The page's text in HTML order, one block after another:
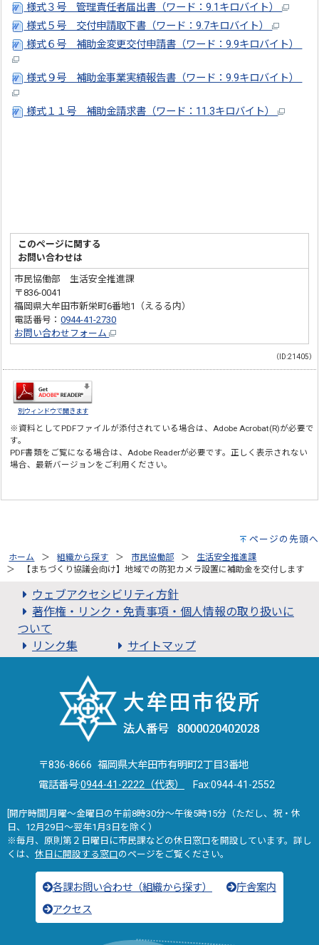
様式３号 管理責任者届出書（ワード：9.1キロバイト）
様式５号 交付申請取下書（ワード：9.7キロバイト）
様式６号 補助金変更交付申請書（ワード：9.9キロバイト）
様式９号 補助金事業実績報告書（ワード：9.9キロバイト）
様式１１号 補助金請求書（ワード：11.3キロバイト）
このページに関する
お問い合わせは
市民協働部 生活安全推進課
〒836-0041
福岡県大牟田市新栄町6番地1（えるる内）
電話番号：0944-41-2730
お問い合わせフォーム
（ID:21405）
別ウィンドウで開きます
※資料としてPDFファイルが添付されている場合は、Adobe Acrobat(R)が必要で
す。
PDF書類をご覧になる場合は、Adobe Readerが必要です。正しく表示されない
場合、最新バージョンをご利用ください。
ページの先頭へ
ホーム 組織から探す 市民協働部
生活安全推進課
【まちづくり協議会向け】地域での防犯カメラ設置に補助金を交付します
ウェブアクセシビリティ方針
著作権・リンク・免責事項・個人情報の取り扱いに
ついて
リンク集
サイトマップ
〒836-8666 福岡県大牟田市有明町2丁目3番地
電話番号:0944-41-2222（代表） Fax:0944-41-2552
[開庁時間]月曜～金曜日の午前8時30分～午後5時15分（ただし、祝・休
日、12月29日～翌年1月3日を除く）
※毎月、原則第２日曜日に市民課などの休日窓口を開設しています。詳し
くは、 休日に開設する窓口のページをご覧ください。
各課お問い合わせ（組織から探す）
庁舎案内
アクセス